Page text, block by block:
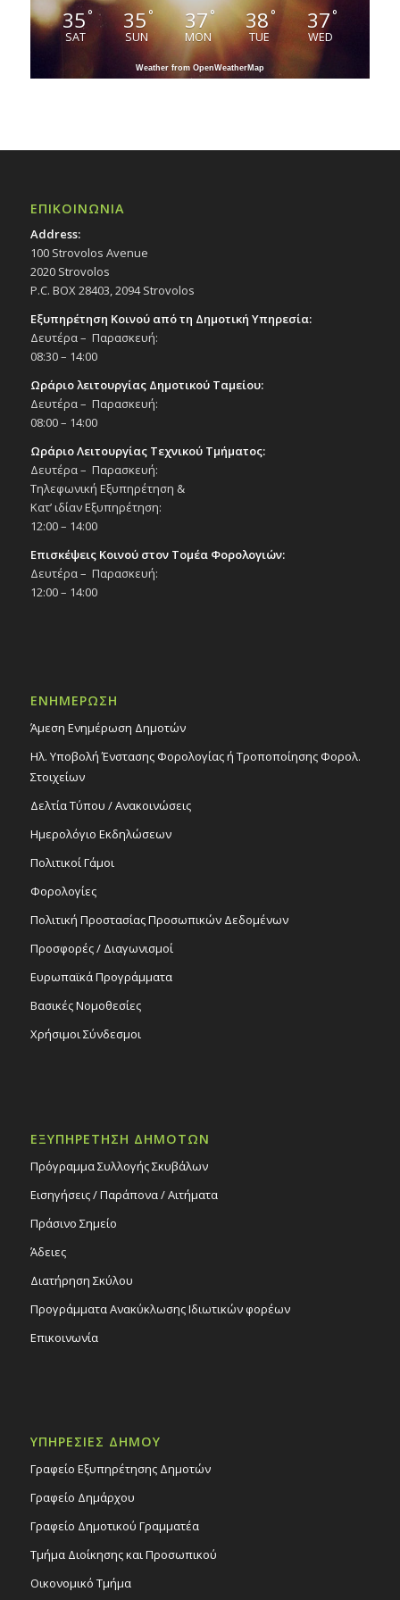
35°
SAT
35°
SUN
37°
MON
38°
TUE
37°
WED
Weather from OpenWeatherMap
ΕΠΙΚΟΙΝΩΝΙΑ
Address:
100 Strovolos Avenue
2020 Strovolos
P.C. BOX 28403, 2094 Strovolos
Εξυπηρέτηση Κοινού από τη Δημοτική Υπηρεσία:
Δευτέρα – Παρασκευή:
08:30 – 14:00
Ωράριο λειτουργίας Δημοτικού Ταμείου:
Δευτέρα – Παρασκευή:
08:00 – 14:00
Ωράριο Λειτουργίας Τεχνικού Τμήματος:
Δευτέρα – Παρασκευή:
Τηλεφωνική Εξυπηρέτηση &
Κατ’ ιδίαν Εξυπηρέτηση:
12:00 – 14:00
Επισκέψεις Κοινού στον Τομέα Φορολογιών:
Δευτέρα – Παρασκευή:
12:00 – 14:00
ΕΝΗΜΕΡΩΣΗ
Άμεση Ενημέρωση Δημοτών
Ηλ. Υποβολή Ένστασης Φορολογίας ή Τροποποίησης Φορολ.
Στοιχείων
Δελτία Τύπου / Ανακοινώσεις
Ημερολόγιο Εκδηλώσεων
Πολιτικοί Γάμοι
Φορολογίες
Πολιτική Προστασίας Προσωπικών Δεδομένων
Προσφορές / Διαγωνισμοί
Ευρωπαϊκά Προγράμματα
Βασικές Νομοθεσίες
Χρήσιμοι Σύνδεσμοι
ΕΞΥΠΗΡΕΤΗΣΗ ΔΗΜΟΤΩΝ
Πρόγραμμα Συλλογής Σκυβάλων
Εισηγήσεις / Παράπονα / Αιτήματα
Πράσινο Σημείο
Άδειες
Διατήρηση Σκύλου
Προγράμματα Ανακύκλωσης Ιδιωτικών φορέων
Επικοινωνία
ΥΠΗΡΕΣΙΕΣ ΔΗΜΟΥ
Γραφείο Εξυπηρέτησης Δημοτών
Γραφείο Δημάρχου
Γραφείο Δημοτικού Γραμματέα
Τμήμα Διοίκησης και Προσωπικού
Οικονομικό Τμήμα